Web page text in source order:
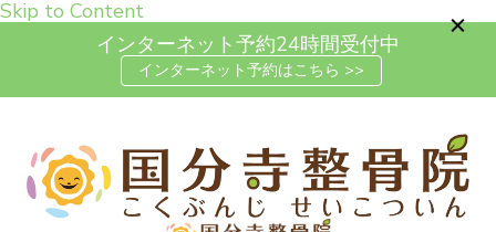
Skip to Content
インターネット予約24時間受付中
インターネット予約はこちら >>
高松市で肩こり・腰痛・坐骨神
経痛の整体なら国分寺整骨院
「お体の不安を自信に変える」完全予約制の自費治療専門の整
骨院です